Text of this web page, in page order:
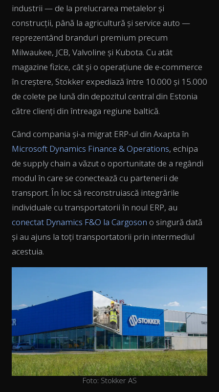
industrii — de la prelucrarea metalelor și
construcții, până la agricultură și service auto —
reprezentând branduri premium precum
Milwaukee, JCB, Valvoline și Kubota. Cu atât
magazine fizice, cât și o operațiune de e-commerce
în creștere, Stokker expediază între 10.000 și 15.000
de colete pe lună din depozitul central din Estonia
către clienți din întreaga regiune baltică.
Când compania și-a migrat ERP-ul din Axapta în
Microsoft Dynamics Finance & Operations, echipa
de supply chain a văzut o oportunitate de a regândi
modul în care se conectează cu partenerii de
transport. În loc să reconstruiască integrările
individuale cu transportatorii în noul ERP, au
conectat Dynamics F&O la Cargoson o singură dată
și au ajuns la toți transportatorii prin intermediul
acestuia.
Foto: Stokker AS